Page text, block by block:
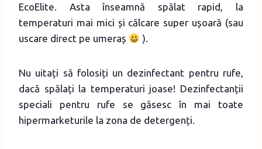
EcoElite. Asta înseamnă spălat rapid, la
temperaturi mai mici și călcare super ușoară (sau
uscare direct pe umeraș
).
Nu uitați să folosiți un dezinfectant pentru rufe,
dacă spălați la temperaturi joase! Dezinfectanții
speciali pentru rufe se găsesc în mai toate
hipermarketurile la zona de detergenți.